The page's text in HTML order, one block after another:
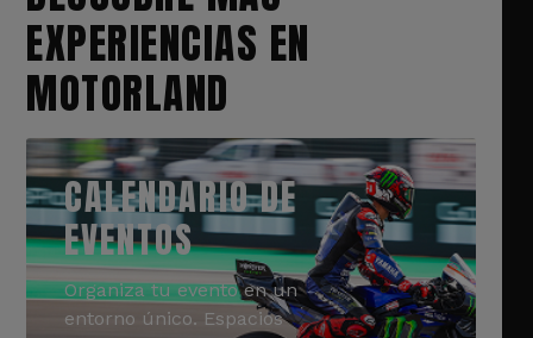
EXPERIENCIAS EN
MOTORLAND
CALENDARIO DE
EVENTOS
Organiza tu evento en un
entorno único. Espacios